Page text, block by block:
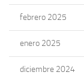
febrero 2025
enero 2025
diciembre 2024